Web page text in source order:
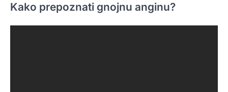
Kako prepoznati gnojnu anginu?